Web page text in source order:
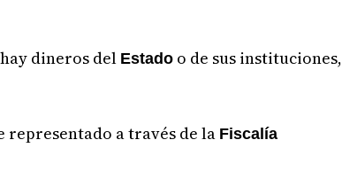
dineros del Estado o de sus instituciones,
representado a través de la Fiscalía